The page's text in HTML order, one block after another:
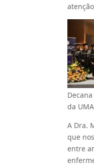
da
A Dra.
que
entre